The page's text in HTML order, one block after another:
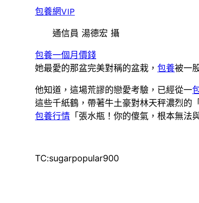
包養網VIP
通信員 湯德宏 攝
包養一個月價錢
她最愛的那盆完美對稱的盆栽，包養被一
他知道，這場荒謬的戀愛考驗，已經從一
這些千紙鶴，帶著牛土豪對林天秤濃烈的
包養行情 「張水瓶！你的傻氣，根本無
TC:sugarpopular900